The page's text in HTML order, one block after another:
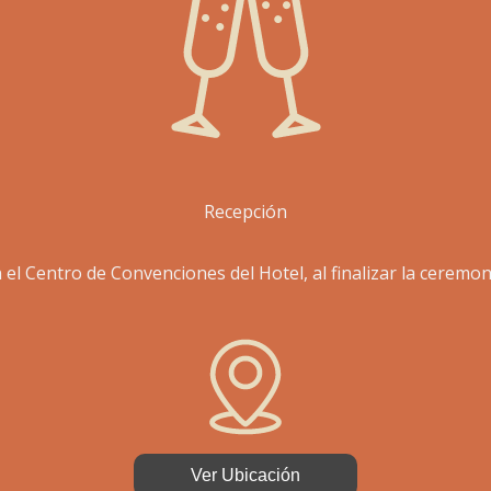
Recepción
el Centro de Convenciones del Hotel, al finalizar la
Ver Ubicación